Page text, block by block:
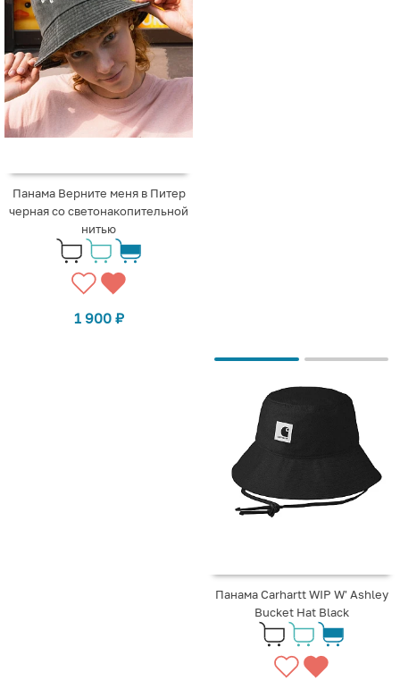
Панама Верните меня в Питер
черная со светонакопительной
нитью
1 900 ₽
Панама Carhartt WIP W' Ashley
Bucket Hat Black